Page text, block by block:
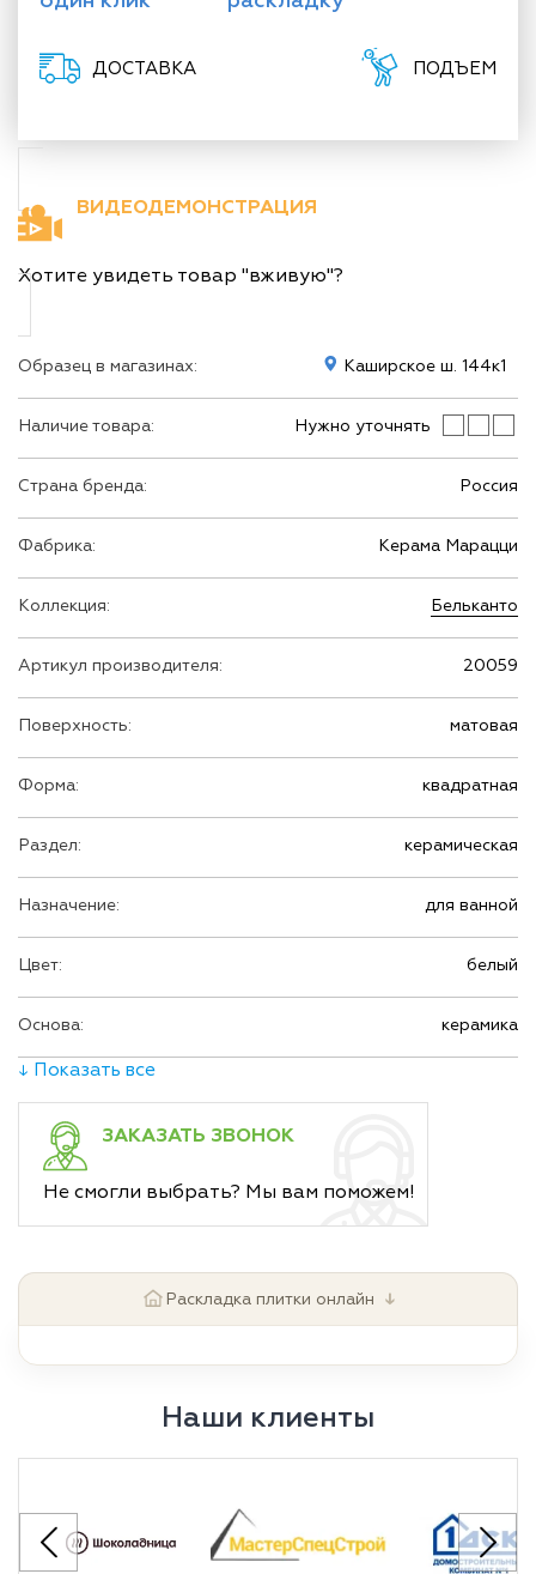
Образец в магазинах: Каширское ш. 144к1
Наличие товара: Нужно уточнять
Страна бренда: Россия
Фабрика: Керама Марацци
Коллекция: Бельканто
Артикул производителя: 20059
Поверхность: матовая
Форма: квадратная
Раздел: керамическая
Назначение: для ванной
Цвет: белый
Основа: керамика
↓ Показать все
ЗАКАЗАТЬ ЗВОНОК
Не смогли выбрать? Мы вам поможем!
ДОСТАВКА ПОДЪЕМ
ВИДЕОДЕМОНСТРАЦИЯ
Хотите увидеть товар "вживую"?
Раскладка плитки онлайн ↓
Наши клиенты